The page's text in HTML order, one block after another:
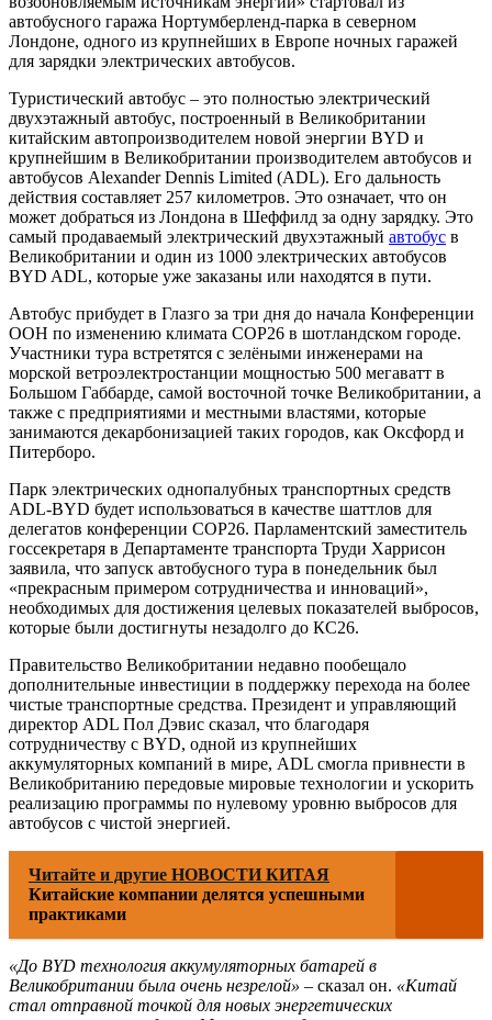
автобусного гаража Нортумберленд-парка в северном
Лондоне, одного из крупнейших в Европе ночных гаражей
для зарядки электрических автобусов.
Туристический автобус – это полностью электрический
двухэтажный автобус, построенный в Великобритании
китайским автопроизводителем новой энергии BYD и
крупнейшим в Великобритании производителем автобусов и
автобусов Alexander Dennis Limited (ADL). Его дальность
действия составляет 257 километров. Это означает, что он
может добраться из Лондона в Шеффилд за одну зарядку. Это
самый продаваемый электрический двухэтажный автобус в
Великобритании и один из 1000 электрических автобусов
BYD ADL, которые уже заказаны или находятся в пути.
Автобус прибудет в Глазго за три дня до начала Конференции
ООН по изменению климата COP26 в шотландском городе.
Участники тура встретятся с зелёными инженерами на
морской ветроэлектростанции мощностью 500 мегаватт в
Большом Габбарде, самой восточной точке Великобритании, а
также с предприятиями и местными властями, которые
занимаются декарбонизацией таких городов, как Оксфорд и
Питерборо.
Парк электрических однопалубных транспортных средств
ADL-BYD будет использоваться в качестве шаттлов для
делегатов конференции COP26. Парламентский заместитель
госсекретаря в Департаменте транспорта Труди Харрисон
заявила, что запуск автобусного тура в понедельник был
«прекрасным примером сотрудничества и инноваций»,
необходимых для достижения целевых показателей выбросов,
которые были достигнуты незадолго до КС26.
Правительство Великобритании недавно пообещало
дополнительные инвестиции в поддержку перехода на более
чистые транспортные средства. Президент и управляющий
директор ADL Пол Дэвис сказал, что благодаря
сотрудничеству с BYD, одной из крупнейших
аккумуляторных компаний в мире, ADL смогла привнести в
Великобританию передовые мировые технологии и ускорить
реализацию программы по нулевому уровню выбросов для
автобусов с чистой энергией.
Читайте и другие НОВОСТИ КИТАЯ
Китайские компании делятся успешными
практиками
«До BYD технология аккумуляторных батарей в
Великобритании была очень незрелой» – сказал он. «Китай
стал отправной точкой для новых энергетических